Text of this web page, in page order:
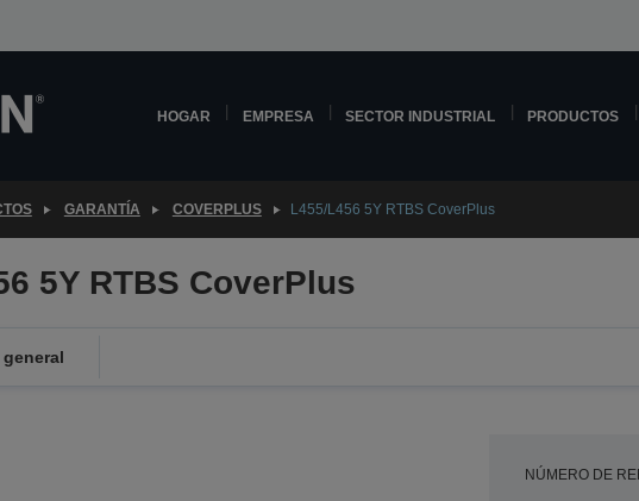
HOGAR EMPRESA SECTOR INDUSTRIAL PRODUCTOS
GARANTÍA COVERPLUS L455/L456 5Y RTBS CoverPlus
5Y RTBS CoverPlus
NÚMERO DE